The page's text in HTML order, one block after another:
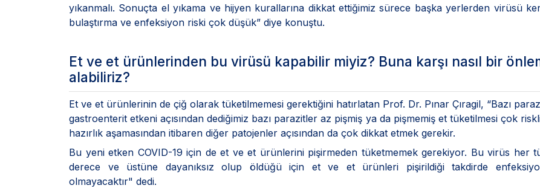
yıkanmalı. Sonuçta el yıkama ve hijyen kurallarına dikkat ettiğimiz sürece başka yerlerden virüsü
bulaştırma ve enfeksiyon riski çok düşük” diye konuştu.
Et ve et ürünlerinden bu virüsü kapabilir miyiz? Buna karşı nasıl bir
alabiliriz?
Et ve et ürünlerinin de çiğ olarak tüketilmemesi gerektiğini hatırlatan Prof. Dr. Pınar Çıragil, “Bazı
gastroenterit etkeni açısından dediğimiz bazı parazitler az pişmiş ya da pişmemiş et tüketilmesi çok
hazırlık aşamasından itibaren diğer patojenler açısından da çok dikkat etmek gerekir.
Bu yeni etken COVID-19 için de et ve et ürünlerini pişirmeden tüketmemek gerekiyor. Bu virüs her
derece ve üstüne dayanıksız olup öldüğü için et ve et ürünleri pişirildiği takdirde
olmayacaktır" dedi.